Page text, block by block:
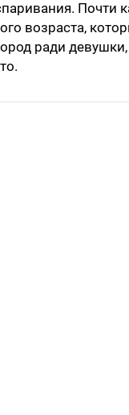
Почти
возраста,
ради